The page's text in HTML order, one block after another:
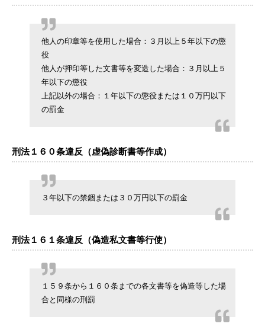
他人の印章等を使用した場合：３月以上５年以下の懲
役
他人が押印等した文書等を変造した場合：３月以上５
年以下の懲役
上記以外の場合：１年以下の懲役または１０万円以下
の罰金
刑法１６０条違反（虚偽診断書等作成）
３年以下の禁錮または３０万円以下の罰金
刑法１６１条違反（偽造私文書等行使）
１５９条から１６０条までの各文書等を偽造等した場
合と同様の刑罰